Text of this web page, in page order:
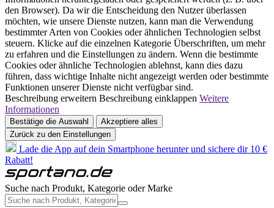
den Browser). Da wir die Entscheidung den Nutzer überlassen
möchten, wie unsere Dienste nutzen, kann man die Verwendung
bestimmter Arten von Cookies oder ähnlichen Technologien selbst
steuern. Klicke auf die einzelnen Kategorie Überschriften, um mehr
zu erfahren und die Einstellungen zu ändern. Wenn die bestimmte
Cookies oder ähnliche Technologien ablehnst, kann dies dazu
führen, dass wichtige Inhalte nicht angezeigt werden oder bestimmte
Funktionen unserer Dienste nicht verfügbar sind.
Beschreibung erweitern Beschreibung einklappen Weitere
Informationen
Bestätige die Auswahl
Akzeptiere alles
Zurück zu den Einstellungen
Lade die App auf dein Smartphone herunter und sichere dir 10 €
Rabatt!
Suche nach Produkt, Kategorie oder Marke